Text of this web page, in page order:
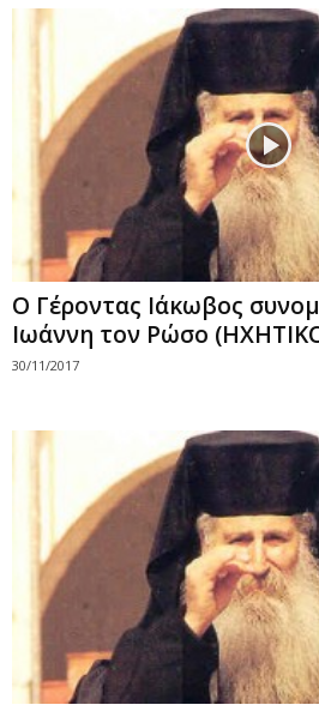
Ο Γέροντας Ιάκωβος
Ιωάννη τον Ρώσο
30/11/2017